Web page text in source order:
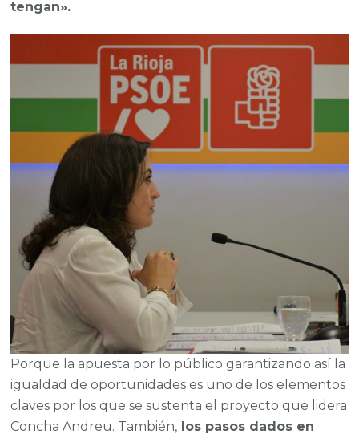
tengan».
Porque la apuesta por lo público garantizando así la
igualdad de oportunidades es uno de los elementos
claves por los que se sustenta el proyecto que lidera
Concha Andreu. También, los pasos dados en